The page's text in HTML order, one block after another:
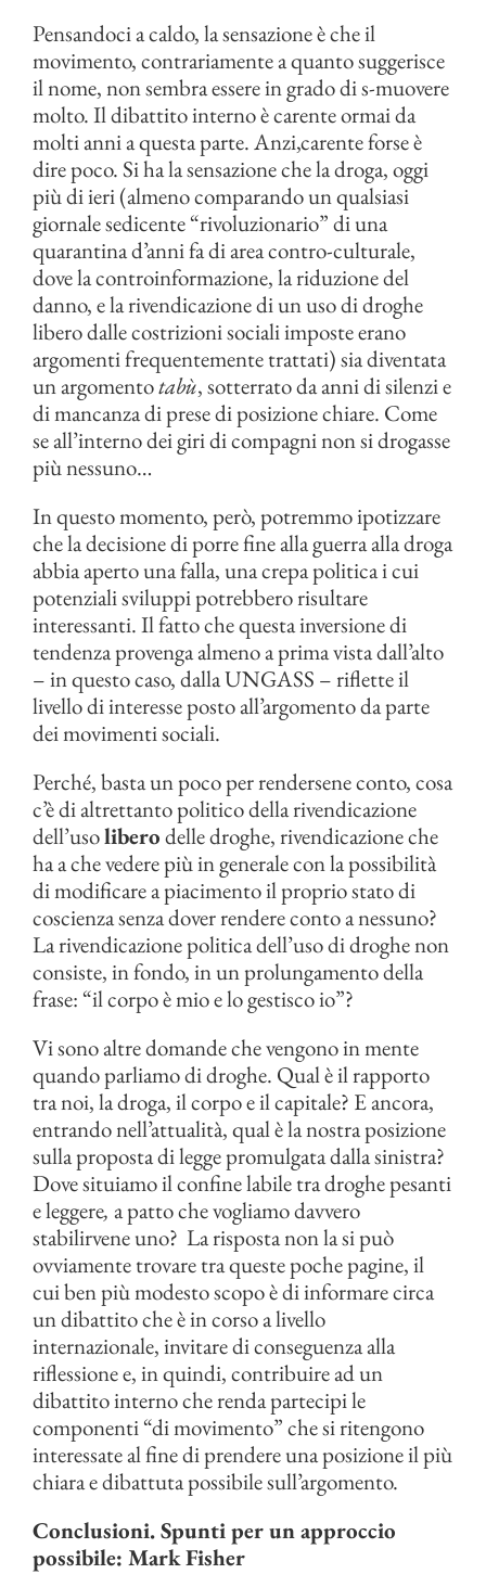
Pensandoci a caldo, la sensazione è che il
movimento, contrariamente a quanto suggerisce
il nome, non sembra essere in grado di s-muovere
molto. Il dibattito interno è carente ormai da
molti anni a questa parte. Anzi,carente forse è
dire poco. Si ha la sensazione che la droga, oggi
più di ieri (almeno comparando un qualsiasi
giornale sedicente “rivoluzionario” di una
quarantina d’anni fa di area contro-culturale,
dove la controinformazione, la riduzione del
danno, e la rivendicazione di un uso di droghe
libero dalle costrizioni sociali imposte erano
argomenti frequentemente trattati) sia diventata
un argomentotabù, sotterrato da anni di silenzi e
di mancanza di prese di posizione chiare. Come
se all’interno dei giri di compagni non si drogasse
più nessuno…
In questo momento, però, potremmo ipotizzare
che la decisione di porre fine alla guerra alla droga
abbia aperto una falla, una crepa politica i cui
potenziali sviluppi potrebbero risultare
interessanti. Il fatto che questa inversione di
tendenza provenga almeno a prima vista dall’alto
– in questo caso, dalla UNGASS – riflette il
livello di interesse posto all’argomento da parte
dei movimenti sociali.
Perché, basta un poco per rendersene conto, cosa
c’è di altrettanto politico della rivendicazione
dell’usoliberodelle droghe, rivendicazione che
ha a che vedere più in generale con la possibilità
di modificare a piacimento il proprio stato di
coscienza senza dover rendere conto a nessuno?
La rivendicazione politica dell’uso di droghe non
consiste, in fondo, in un prolungamento della
frase: “il corpo è mio e lo gestisco io”?
Vi sono altre domande che vengono in mente
quando parliamo di droghe. Qual è il rapporto
tra noi, la droga, il corpo e il capitale? E ancora,
entrando nell’attualità, qual è la nostra posizione
sulla proposta di legge promulgata dalla sinistra?
Dove situiamo il confine labile tra droghe pesanti
e leggere, a patto che vogliamo davvero
stabilirvene uno? La risposta non la si può
ovviamente trovare tra queste poche pagine, il
cui ben più modesto scopo è di informare circa
un dibattito che è in corso a livello
internazionale, invitare di conseguenza alla
riflessione e, in quindi, contribuire ad un
dibattito interno che renda partecipi le
componenti “di movimento” che si ritengono
interessate al fine di prendere una posizione il più
chiara e dibattuta possibile sull’argomento.
Conclusioni. Spunti per un approccio
possibile: Mark Fisher